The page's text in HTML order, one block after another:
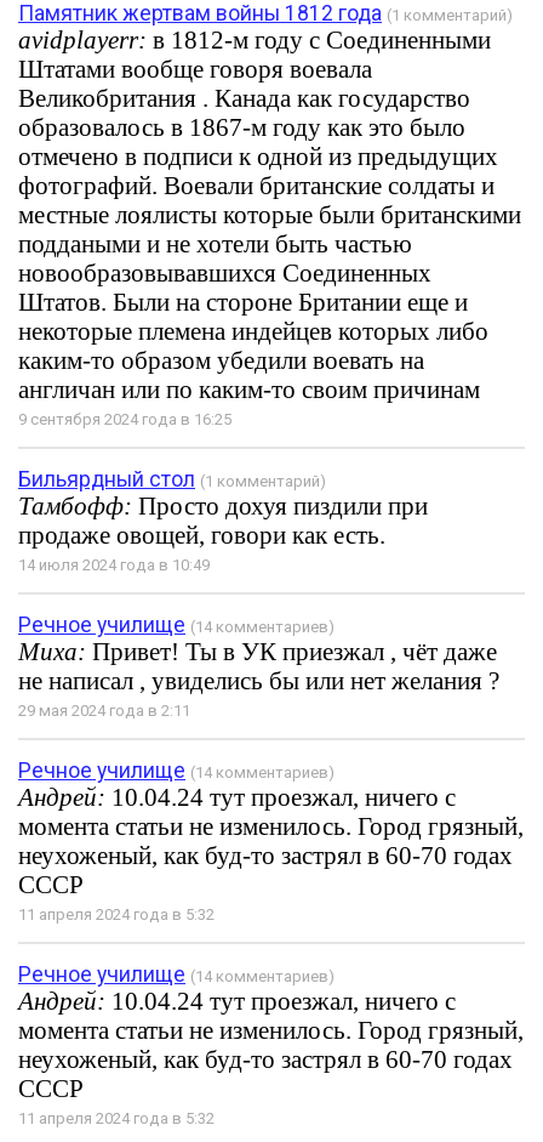
Памятник жертвам войны 1812 года (1 комментарий)
avidplayerr: в 1812-м году с Соединенными
Штатами вообще говоря воевала
Великобритания . Канада как государство
образовалось в 1867-м году как это было
отмечено в подписи к одной из предыдущих
фотографий. Воевали британские солдаты и
местные лоялисты которые были британскими
поддаными и не хотели быть частью
новообразовывавшихся Соединенных
Штатов. Были на стороне Британии еще и
некоторые племена индейцев которых либо
каким-то образом убедили воевать на
англичан или по каким-то своим причинам
9 сентября 2024 года в 16:25
Бильярдный стол (1 комментарий)
Тамбофф: Просто дохуя пиздили при
продаже овощей, говори как есть.
14 июля 2024 года в 10:49
Речное училище (14 комментариев)
Миха: Привет! Ты в УК приезжал , чёт даже
не написал , увиделись бы или нет желания ?
29 мая 2024 года в 2:11
Речное училище (14 комментариев)
Андрей: 10.04.24 тут проезжал, ничего с
момента статьи не изменилось. Город грязный,
неухоженый, как буд-то застрял в 60-70 годах
СССР
11 апреля 2024 года в 5:32
Речное училище (14 комментариев)
Андрей: 10.04.24 тут проезжал, ничего с
момента статьи не изменилось. Город грязный,
неухоженый, как буд-то застрял в 60-70 годах
СССР
11 апреля 2024 года в 5:32